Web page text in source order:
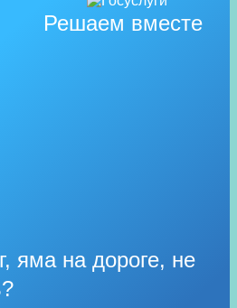
Решаем вместе
яма на дороге, не